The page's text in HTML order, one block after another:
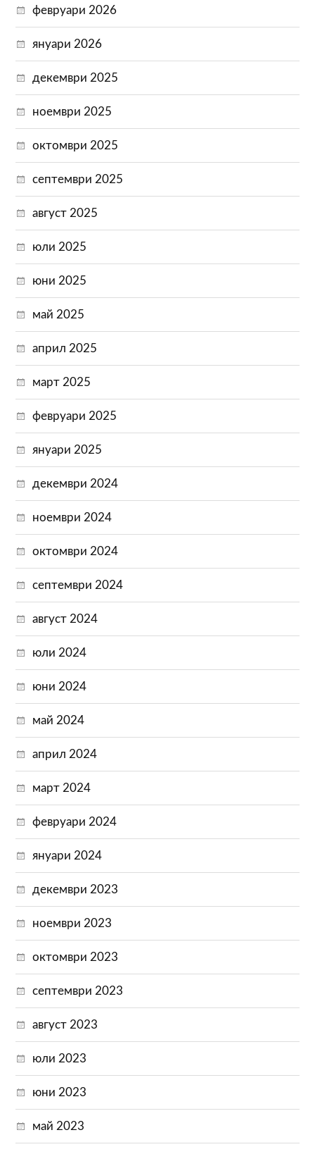
февруари 2026
януари 2026
декември 2025
ноември 2025
октомври 2025
септември 2025
август 2025
юли 2025
юни 2025
май 2025
април 2025
март 2025
февруари 2025
януари 2025
декември 2024
ноември 2024
октомври 2024
септември 2024
август 2024
юли 2024
юни 2024
май 2024
април 2024
март 2024
февруари 2024
януари 2024
декември 2023
ноември 2023
октомври 2023
септември 2023
август 2023
юли 2023
юни 2023
май 2023